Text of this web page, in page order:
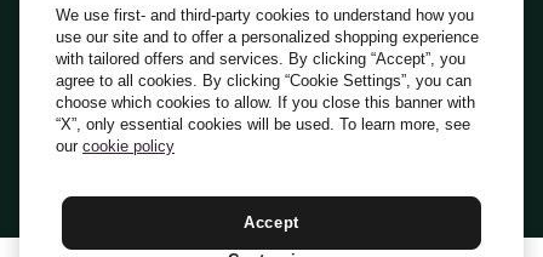
Everli News
Domande frequenti
Lavora con noi
Diventa Shopper
Investitori
PrivacyCookiePreferenze Cookie
Termini e CondizioniCodice Etico
Indirizzo PEC: everli@pec.it - indirizzo DPO: dpo@everli.com
Italiano
We use first- and third-party cookies to understand how you
use our site and to offer a personalized shopping experience
with tailored offers and services. By clicking “Accept”, you
agree to all cookies. By clicking “Cookie Settings”, you can
choose which cookies to allow. If you close this banner with
“X”, only essential cookies will be used. To learn more, see
our cookie policy
Accept